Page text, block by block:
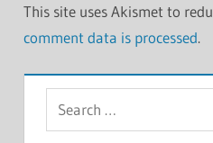
This site uses Akismet to
comment data is processed.